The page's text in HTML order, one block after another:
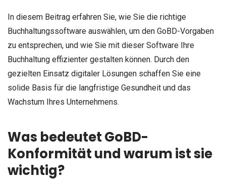
In diesem Beitrag erfahren Sie, wie Sie die richtige
Buchhaltungssoftware auswählen, um den GoBD-Vorgaben
zu entsprechen, und wie Sie mit dieser Software Ihre
Buchhaltung effizienter gestalten können. Durch den
gezielten Einsatz digitaler Lösungen schaffen Sie eine
solide Basis für die langfristige Gesundheit und das
Wachstum Ihres Unternehmens.
Was bedeutet GoBD-
Konformität und warum ist sie
wichtig?